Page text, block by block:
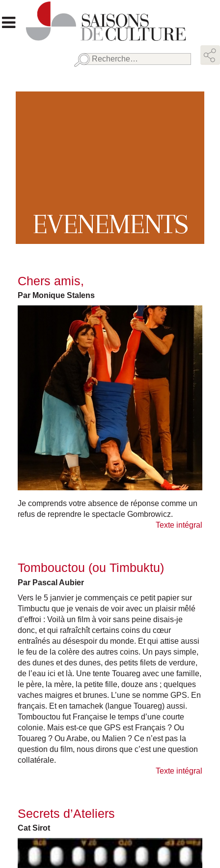
Rechercher :
EVENEMENTS
Chers amis,
Par Monique Stalens
Je comprends votre absence de réponse comme un
refus de reprendre le spectacle Gombrowicz.
Texte intégral
Tombouctou (ou Timbuktu)
Par Pascal Aubier
Vers le 5 janvier je commençais ce petit papier sur
Timbuctu que je venais de voir avec un plaisir mêlé
d’effroi : Voilà un film à voir sans peine disais-je
donc, et qui rafraîchît certains coins du cœur
entraînés au désespoir du monde. Et qui attise aussi
le feu de la colère des autres coins. Un pays simple,
des dunes et des dunes, des petits filets de verdure,
de l’eau ici et là. Une tente Touareg avec une famille,
le père, la mère, la petite fille, douze ans ; quelques
vaches maigres et brunes. L’une se nomme GPS. En
français. Et en tamachek (langue Touareg) aussi.
Tombouctou fut Française le temps d’une courte
colonie. Mais est-ce que GPS est Français ? Ou
Touareg ? Ou Arabe, ou Malien ? Ce n’est pas la
question du film, nous dirons que c’est une question
collatérale.
Texte intégral
Secrets d’Ateliers
Cat Sirot